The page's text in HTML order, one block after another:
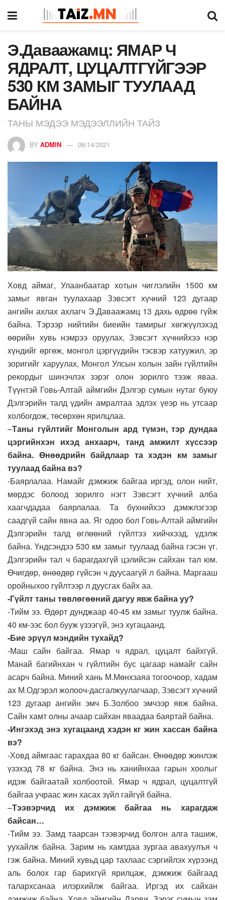
Э.Даваажамц: ЯМАР Ч
ЯДРАЛТ, ЦУЦАЛТГҮЙГЭЭР
530 КМ ЗАМЫГ ТУУЛААД
БАЙНА
ТАНЫ МЭДЭЭ МЭДЭЭЛЛИЙН ТАЙЗ
BY ADMIN 06/14/2021
Ховд аймаг, Улаанбаатар хотын чиглэлийн 1500 км
замыг явган туулахаар Зэвсэгт хүчний 123 дугаар
ангийн ахлах ахлагч Э.Даваажамц 13 дахь өдрөө гүйж
байна. Тэрээр нийтийн биеийн тамирыг хөгжүүлэхэд
өөрийн хувь нэмрээ оруулах, Зэвсэгт хүчнийхээ нэр
хүндийг өргөж, монгол цэргүүдийн тэсвэр хатуужил, эр
зоригийг харуулах, Монгол Улсын холын зайн гүйлтийн
рекордыг шинэчлэх зэрэг олон зорилго тээж яваа.
Түүнтэй Говь-Алтай аймгийн Дэлгэр сумын нутаг буюу
Дэлгэрийн талд үдийн амралтаа эдлэх үеэр нь утсаар
холбогдож, төсөрхөн ярилцлаа.
–Таны гүйлтийг Монголын ард түмэн, тэр дундаа
цэргийнхэн ихэд анхаарч, танд амжилт хүссээр
байна. Өнөөдрийн байдлаар та хэдэн км замыг
туулаад байна вэ?
-Баярлалаа. Намайг дэмжиж байгаа иргэд, олон нийт,
мөрдэс болоод зорилго нэгт Зэвсэгт хүчний алба
хаагчдадаа баярлалаа. Та бүхнийхээ дэмжлэгээр
саадгүй сайн явна аа. Яг одоо бол Говь-Алтай аймгийн
Дэлгэрийн талд өглөөний гүйлтээ хийчхээд, үдэлж
байна. Үндсэндээ 530 км замыг туулаад байна гэсэн үг.
Дэлгэрийн тал ч барагдахгүй цэлийсэн сайхан тал юм.
Өчигдөр, өнөөдөр гүйсэн ч дуусаагүй л байна. Маргааш
оройныхоо гүйлтээр л дуусгах байх аа.
-Гүйлт таны төвлөгөөний дагуу явж байна уу?
-Тийм ээ. Өдөрт дунджаар 40-45 км замыг туулж байна.
40 км-ээс бол бууж үзээгүй, энэ хугацаанд.
-Бие эрүүл мэндийн тухайд?
-Маш сайн байгаа. Ямар ч ядрал, цуцалт байхгүй.
Манай багийнхан ч гүйлтийн бус цагаар намайг сайн
асарч байна. Миний хань М.Мөнхзаяа тогоочоор, хадам
ах М.Одгэрэл жолооч-дасгалжуулагчаар, Зэвсэгт хүчний
123 дугаар ангийн эмч Б.Золбоо эмчээр явж байна.
Сайн хамт олны ачаар сайхан яваадаа баяртай байна.
-Ингэхэд энэ хугацаанд хэдэн кг жин хассан байна
вэ?
-Ховд аймгаас гарахдаа 80 кг байсан. Өнөөдөр жинлэж
үзэхэд 78 кг байна. Энэ нь ханийнхаа гарын хоолыг
идэж байгаатай холбоотой. Ямар ч ядрал, цуцалтгүй
байгаа учраас жин хасах зүйл гайгүй байна.
–Тээвэрчид их дэмжиж байгаа нь харагдаж
байсан…
-Тийм ээ. Замд таарсан тээвэрчид болгон алга ташиж,
уухайлж байна. Зарим нь хамтдаа зургаа авахуулъя ч
гэж байна. Миний хувьд цар тахлаас сэргийлэх хүрээнд
аль болох гар барихгүй ярилцаж, дэмжиж байгаад
талархсанаа илэрхийлж байгаа. Иргэд их сайхан